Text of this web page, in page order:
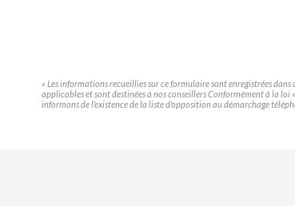
« Les informations recueillies sur ce formulaire sont enregistrées
applicables et sont destinées à nos conseillers Conformément à la
informons de l'existence de la liste d'opposition au démarchage